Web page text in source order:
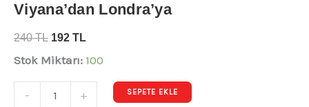
Viyana’dan Londra’ya
240TL 192 TL
Stok Miktarı: 100
- + SEPETE EKLE